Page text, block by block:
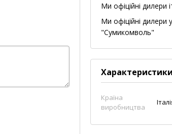
Ми офіційні дилери
Ми офіційні дилери
"Сумикомволь"
Характеристики
Країна
виробництва